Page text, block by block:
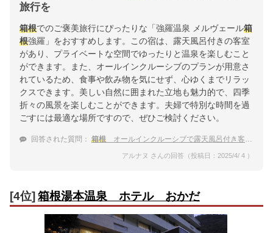
旅行を
箱根でのご褒美旅行にぴったりな「強羅温泉 メルヴェール箱
根強羅」をおすすめします。この宿は、露天風呂付きの客室
があり、プライベートな空間でゆったりと温泉を楽しむこと
ができます。また、オールインクルーシブのプランが用意さ
れているため、食事や飲み物を気にせず、心ゆくまでリラッ
クスできます。美しい自然に囲まれた立地も魅力的で、四季
折々の風景を楽しむことができます。夫婦で特別な時間を過
ごすには最適な場所ですので、ぜひご検討ください。
回答された質問： 箱根 オールインクルーシブで露天風呂付き客室があるおすすめ宿
アルナヌ さんの回答（投稿日：2025/4/ 4 ）
[4位] 箱根湯本温泉 ホテル おかだ